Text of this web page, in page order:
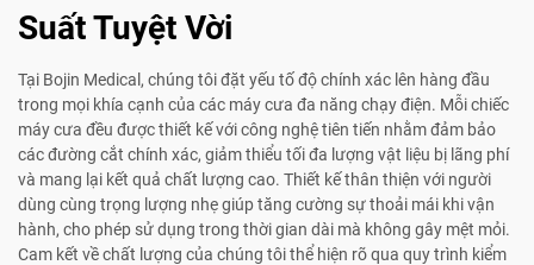
Suất Tuyệt Vời
Tại Bojin Medical, chúng tôi đặt yếu tố độ chính xác lên hàng đầu
trong mọi khía cạnh của các máy cưa đa năng chạy điện. Mỗi chiếc
máy cưa đều được thiết kế với công nghệ tiên tiến nhằm đảm bảo
các đường cắt chính xác, giảm thiểu tối đa lượng vật liệu bị lãng phí
và mang lại kết quả chất lượng cao. Thiết kế thân thiện với người
dùng cùng trọng lượng nhẹ giúp tăng cường sự thoải mái khi vận
hành, cho phép sử dụng trong thời gian dài mà không gây mệt mỏi.
Cam kết về chất lượng của chúng tôi thể hiện rõ qua quy trình kiểm